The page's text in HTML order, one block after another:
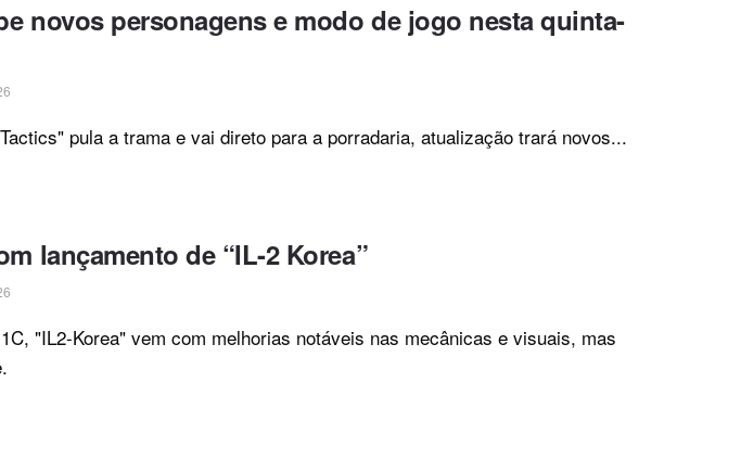
novos personagens e modo de jogo nesta quinta-
pula a trama e vai direto para a porradaria, atualização trará novos...
lançamento de “IL-2 Korea”
"IL2-Korea" vem com melhorias notáveis nas mecânicas e visuais, mas